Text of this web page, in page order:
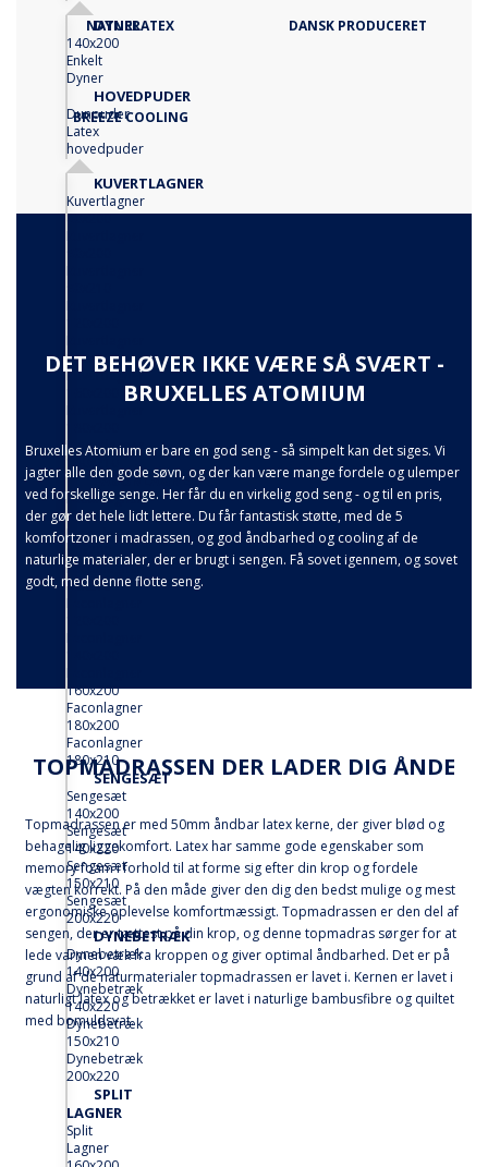
DYNER
140x200
Enkelt
Dyner
HOVEDPUDER
Dunpuder
Latex
hovedpuder
KUVERTLAGNER
Kuvertlagner
80x200
140x200
Kuvertlagner
Kuvertlagner
180x210
FACONLAGNER
Faconlagner
80x200
Faconlagner
90x200
Faconlagner
90x210
160x200
Faconlagner
180x200
Faconlagner
180x210
SENGESÆT
Sengesæt
140x200
Sengesæt
140x220
Sengesæt
150x210
Sengesæt
200x220
DYNEBETRÆK
Dynebetræk
140x200
Dynebetræk
140x220
Dynebetræk
150x210
Dynebetræk
200x220
SPLIT
LAGNER
Split
Lagner
NATURLATEX DANSK PRODUCERET
BREEZE COOLING
DET BEHØVER IKKE VÆRE SÅ SVÆRT -
BRUXELLES ATOMIUM
Bruxelles Atomium er bare en god seng - så simpelt kan det siges. Vi
jagter alle den gode søvn, og der kan være mange fordele og ulemper
ved forskellige senge. Her får du en virkelig god seng - og til en pris,
der gør det hele lidt lettere. Du får fantastisk støtte, med de 5
komfortzoner i madrassen, og god åndbarhed og cooling af de
naturlige materialer, der er brugt i sengen. Få sovet igennem, og sovet
godt, med denne flotte seng.
TOPMADRASSEN DER LADER DIG ÅNDE
Topmadrassen er med 50mm åndbar latex kerne, der giver blød og
behagelig liggekomfort. Latex har samme gode egenskaber som
memory foam i forhold til at forme sig efter din krop og fordele
vægten korrekt. På den måde giver den dig den bedst mulige og mest
ergonomiske oplevelse komfortmæssigt. Topmadrassen er den del af
sengen, der er tættest på din krop, og denne topmadras sørger for at
lede varmen væk fra kroppen og giver optimal åndbarhed. Det er på
grund af de naturmaterialer topmadrassen er lavet i. Kernen er lavet i
naturligt latex og betrækket er lavet i naturlige bambusfibre og quiltet
med bomuldsvat.